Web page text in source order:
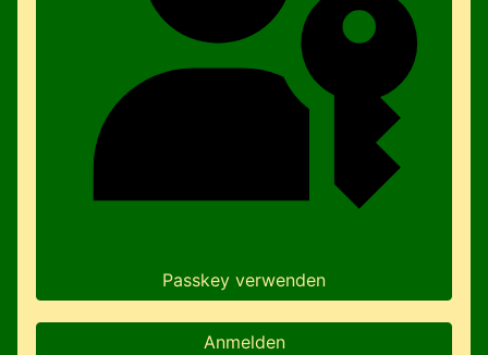
Passkey verwenden
Anmelden